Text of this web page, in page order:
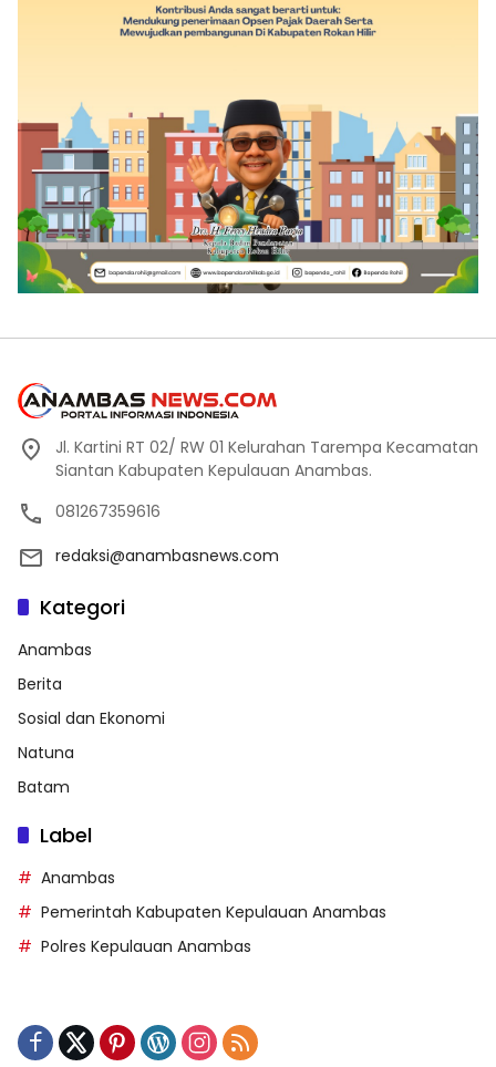
Jl. Kartini RT 02/ RW 01 Kelurahan Tarempa Kecamatan
Siantan Kabupaten Kepulauan Anambas.
081267359616
redaksi@anambasnews.com
Kategori
Anambas
Berita
Sosial dan Ekonomi
Natuna
Batam
Label
Anambas
Pemerintah Kabupaten Kepulauan Anambas
Polres Kepulauan Anambas